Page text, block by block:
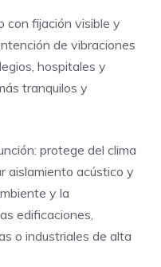
con fijación visible y
de vibraciones
hospitales y
tranquilos y
protege del clima
aislamiento acústico y
y la
edificaciones,
o industriales de alta